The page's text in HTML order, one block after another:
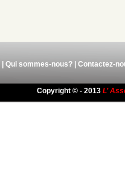
Qui sommes-nous?| Contactez-
Copyright © - 2013 L’